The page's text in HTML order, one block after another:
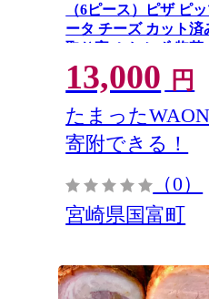
（6ピース）ピザ ピ
ータ チーズ カット済
取り寄せ おかず 惣菜
祝い 記念日
13,000 円
たまった
寄附できる！
（0）
宮崎県国富町